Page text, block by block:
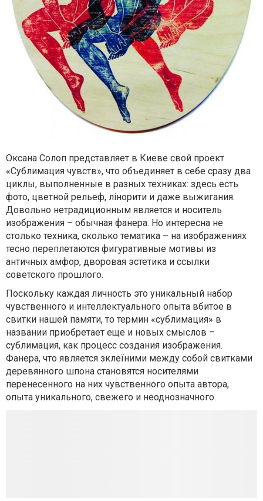
Оксана Солоп представляет в Киеве свой проект
«Сублимация чувств», что объединяет в себе сразу два
циклы, выполненные в разных техниках: здесь есть
фото, цветной рельеф, лінорити и даже выжигания.
Довольно нетрадиционным является и носитель
изображения – обычная фанера. Но интересна не
столько техника, сколько тематика – на изображениях
тесно переплетаются фигуративные мотивы из
античных амфор, дворовая эстетика и ссылки
советского прошлого.
Поскольку каждая личность это уникальный набор
чувственного и интеллектуального опыта вбитое в
свитки нашей памяти, то термин «сублимация» в
названии приобретает еще и новых смыслов –
сублимация, как процесс создания изображения.
Фанера, что является зклеїними между собой свитками
деревянного шпона становятся носителями
перенесенного на них чувственного опыта автора,
опыта уникального, свежего и неоднозначного.